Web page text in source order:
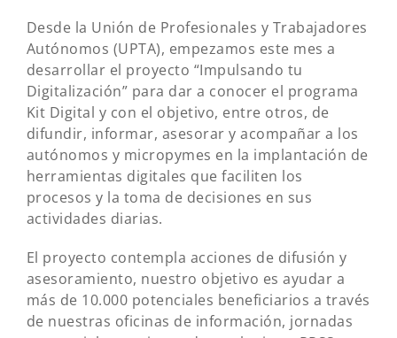
Desde la Unión de Profesionales y Trabajadores
Autónomos (UPTA), empezamos este mes a
desarrollar el proyecto “Impulsando tu
Digitalización” para dar a conocer el programa
Kit Digital y con el objetivo, entre otros, de
difundir, informar, asesorar y acompañar a los
autónomos y micropymes en la implantación de
herramientas digitales que faciliten los
procesos y la toma de decisiones en sus
actividades diarias.
El proyecto contempla acciones de difusión y
asesoramiento, nuestro objetivo es ayudar a
más de 10.000 potenciales beneficiarios a través
de nuestras oficinas de información, jornadas